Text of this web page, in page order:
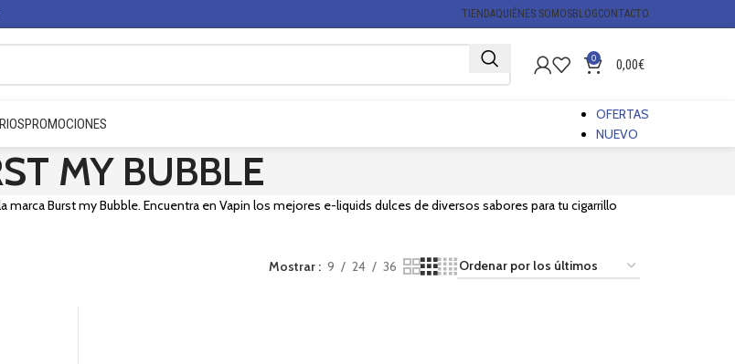
TIENDAQUIÉNES SOMOSBLOGCONTACTO
0 0,00€
PROMOCIONES
OFERTAS
NUEVO
MY BUBBLE
marca Burst my Bubble. Encuentra en Vapin los mejores e-liquids dulces de diversos sabores para tu cigarrillo
Mostrar 9 24 36